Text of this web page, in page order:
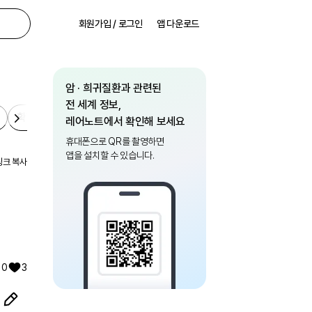
회원가입 / 로그인 앱 다운로드
확진 후 보험·복지 일상
일상
크 복사
0 3
암 · 희귀질환과 관련된
전 세계 정보,
레어노트에서 확인해 보세요
휴대폰으로 QR를 촬영하면
앱을 설치할 수 있습니다.